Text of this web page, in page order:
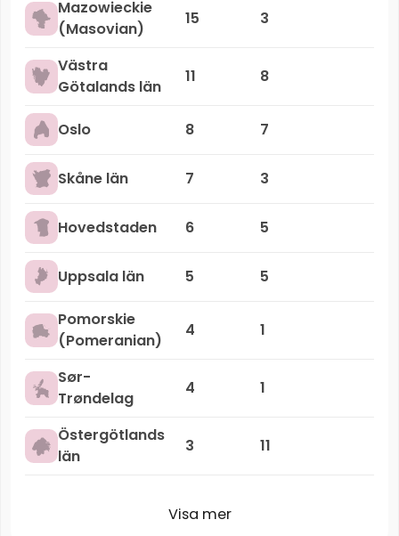
Mazowieckie
(Masovian)
15 3
Västra
Götalands län
11 8
Oslo 8 7
Skåne län 7 3
Hovedstaden 6 5
Uppsala län 5 5
Pomorskie
(Pomeranian)
4 1
Sør-
Trøndelag
4 1
Östergötlands
län
3 11
Visa mer